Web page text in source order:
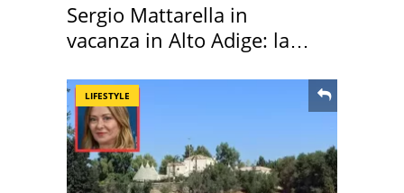
Sergio Mattarella in
vacanza in Alto Adige: la
LIFESTYLE